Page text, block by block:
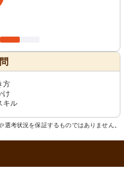
方
け
キル
選考状況を保証するものではありません。